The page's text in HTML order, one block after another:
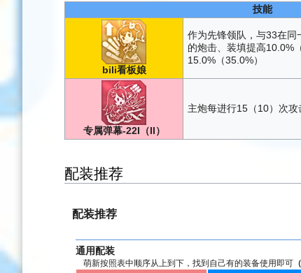
技能
bili看板娘
作为先锋领队，与33在同
的炮击、装填提高10.0%
15.0%（35.0%）
专属弹幕-22I（II）
主炮每进行15（10）次攻
配装推荐
配装推荐
通用配装
萌新按照表中顺序从上到下，找到自己有的装备使用即可